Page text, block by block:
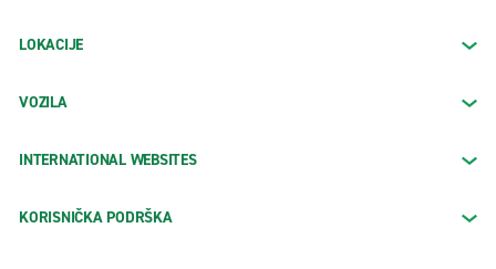
LOKACIJE
VOZILA
INTERNATIONAL WEBSITES
KORISNIČKA PODRŠKA